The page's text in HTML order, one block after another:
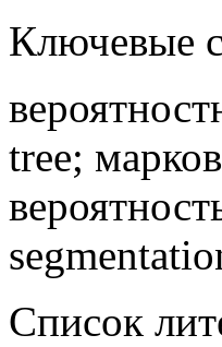
Ключевые
tree;
Список